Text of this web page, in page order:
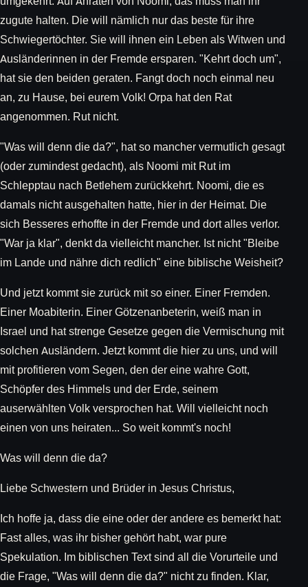
zugute halten. Die will nämlich nur das beste für ihre
Schwiegertöchter. Sie will ihnen ein Leben als Witwen und
Ausländerinnen in der Fremde ersparen. "Kehrt doch um",
hat sie den beiden geraten. Fangt doch noch einmal neu
an, zu Hause, bei eurem Volk! Orpa hat den Rat
angenommen. Rut nicht.
"Was will denn die da?", hat so mancher vermutlich gesagt
(oder zumindest gedacht), als Noomi mit Rut im
Schlepptau nach Betlehem zurückkehrt. Noomi, die es
damals nicht ausgehalten hatte, hier in der Heimat. Die
sich Besseres erhoffte in der Fremde und dort alles verlor.
"War ja klar", denkt da vielleicht mancher. Ist nicht "Bleibe
im Lande und nähre dich redlich" eine biblische Weisheit?
Und jetzt kommt sie zurück mit so einer. Einer Fremden.
Einer Moabiterin. Einer Götzenanbeterin, weiß man in
Israel und hat strenge Gesetze gegen die Vermischung mit
solchen Ausländern. Jetzt kommt die hier zu uns, und will
mit profitieren vom Segen, den der eine wahre Gott,
Schöpfer des Himmels und der Erde, seinem
auserwählten Volk versprochen hat. Will vielleicht noch
einen von uns heiraten... So weit kommt's noch!
Was will denn die da?
Liebe Schwestern und Brüder in Jesus Christus,
Ich hoffe ja, dass die eine oder der andere es bemerkt hat:
Fast alles, was ihr bisher gehört habt, war pure
Spekulation. Im biblischen Text sind all die Vorurteile und
die Frage, "Was will denn die da?" nicht zu finden. Klar,